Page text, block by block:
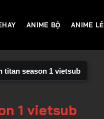
ANIME BỘ ANIME LẺ
titan season 1 vietsub
1 vietsub